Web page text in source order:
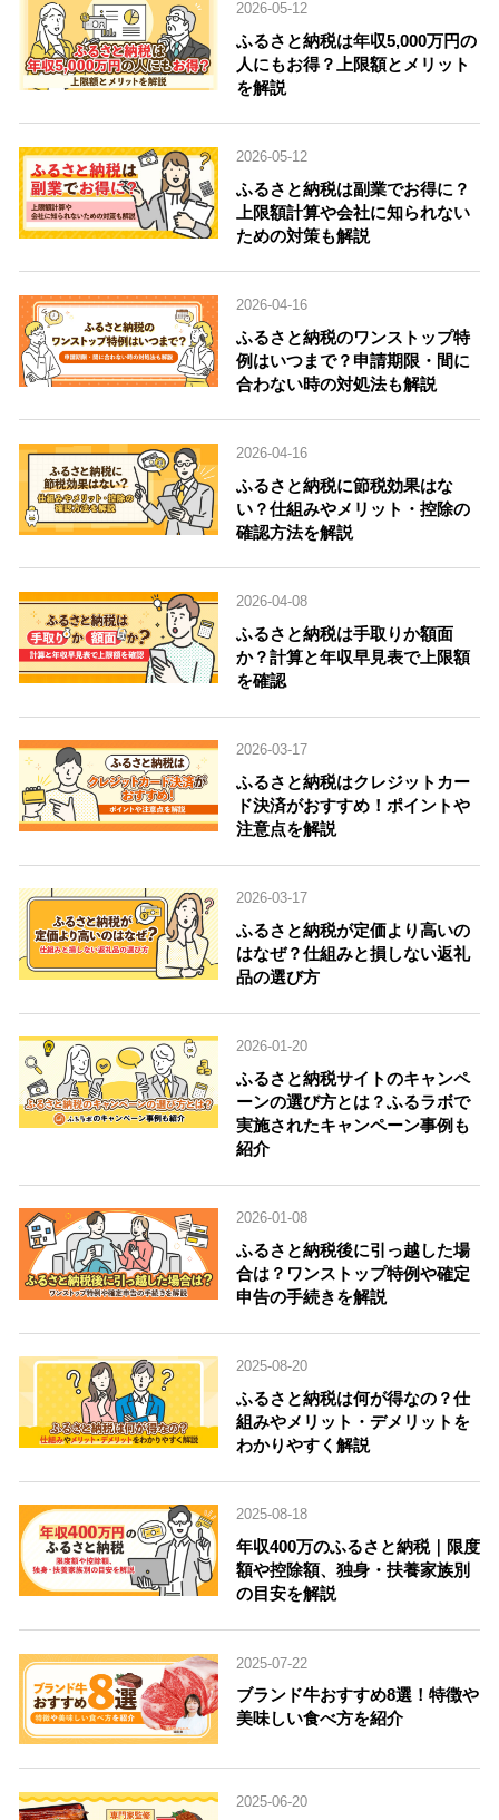
2026-05-12
ふるさと納税は年収5,000万円の
人にもお得？上限額とメリット
を解説
2026-05-12
ふるさと納税は副業でお得に？
上限額計算や会社に知られない
ための対策も解説
2026-04-16
ふるさと納税のワンストップ特
例はいつまで？申請期限・間に
合わない時の対処法も解説
2026-04-16
ふるさと納税に節税効果はな
い？仕組みやメリット・控除の
確認方法を解説
2026-04-08
ふるさと納税は手取りか額面
か？計算と年収早見表で上限額
を確認
2026-03-17
ふるさと納税はクレジットカー
ド決済がおすすめ！ポイントや
注意点を解説
2026-03-17
ふるさと納税が定価より高いの
はなぜ？仕組みと損しない返礼
品の選び方
2026-01-20
ふるさと納税サイトのキャンペ
ーンの選び方とは？ふるラボで
実施されたキャンペーン事例も
紹介
2026-01-08
ふるさと納税後に引っ越した場
合は？ワンストップ特例や確定
申告の手続きを解説
2025-08-20
ふるさと納税は何が得なの？仕
組みやメリット・デメリットを
わかりやすく解説
2025-08-18
年収400万のふるさと納税｜限度
額や控除額、独身・扶養家族別
の目安を解説
2025-07-22
ブランド牛おすすめ8選！特徴や
美味しい食べ方を紹介
2025-06-20